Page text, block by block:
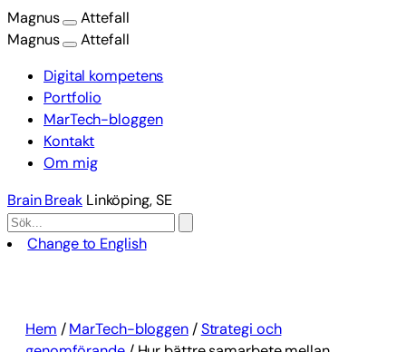
Magnus
Attefall
Magnus
Attefall
Digital kompetens
Portfolio
MarTech-bloggen
Kontakt
Om mig
Brain Break Linköping, SE
Change to English
Hem /MarTech-bloggen/Strategi och